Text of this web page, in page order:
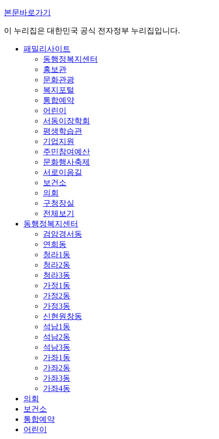
본문바로가기
이 누리집은 대한민국 공식 전자정부 누리집입니다.
패밀리사이트
동행정복지센터
홍보관
문화관광
복지포털
통합예약
어린이
서동이장학회
평생학습관
기업지원
주민참여예산
문화행사축제
서로이음길
보건소
의회
구청장실
전체보기
동행정복지센터
검암경서동
연희동
청라1동
청라2동
청라3동
가정1동
가정2동
가정3동
신현원창동
석남1동
석남2동
석남3동
가좌1동
가좌2동
가좌3동
가좌4동
의회
보건소
통합예약
어린이